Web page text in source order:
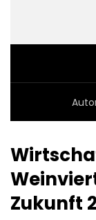
Zukunft